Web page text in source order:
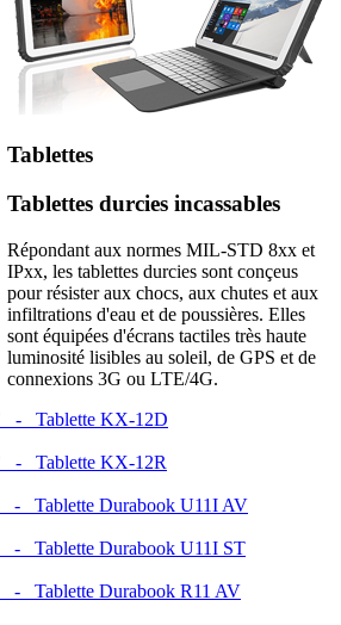
Tablettes
Tablettes durcies incassables
Répondant aux normes MIL-STD 8xx et
IPxx, les tablettes durcies sont conçeus
pour résister aux chocs, aux chutes et aux
infiltrations d'eau et de poussières. Elles
sont équipées d'écrans tactiles très haute
luminosité lisibles au soleil, de GPS et de
connexions 3G ou LTE/4G.
- Tablette KX-12D
- Tablette KX-12R
- Tablette Durabook U11I AV
- Tablette Durabook U11I ST
- Tablette Durabook R11 AV